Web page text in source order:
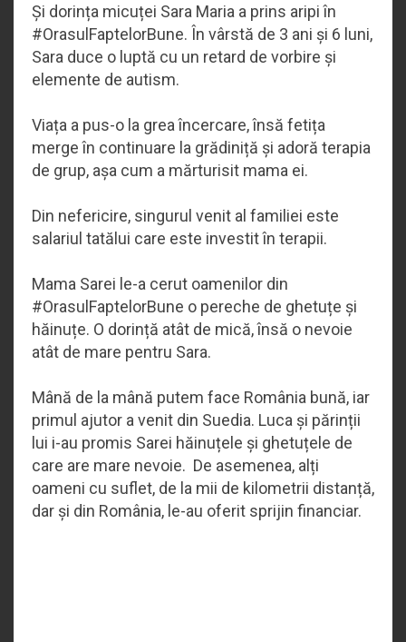
Și dorința micuței Sara Maria a prins aripi în
#OrasulFaptelorBune. În vârstă de 3 ani și 6 luni,
Sara duce o luptă cu un retard de vorbire și
elemente de autism.
Viața a pus-o la grea încercare, însă fetița
merge în continuare la grădiniță și adoră terapia
de grup, așa cum a mărturisit mama ei.
Din nefericire, singurul venit al familiei este
salariul tatălui care este investit în terapii.
Mama Sarei le-a cerut oamenilor din
#OrasulFaptelorBune o pereche de ghetuțe și
hăinuțe. O dorință atât de mică, însă o nevoie
atât de mare pentru Sara.
Mână de la mână putem face România bună, iar
primul ajutor a venit din Suedia. Luca și părinții
lui i-au promis Sarei hăinuțele și ghetuțele de
care are mare nevoie. De asemenea, alți
oameni cu suflet, de la mii de kilometrii distanță,
dar și din România, le-au oferit sprijin financiar.